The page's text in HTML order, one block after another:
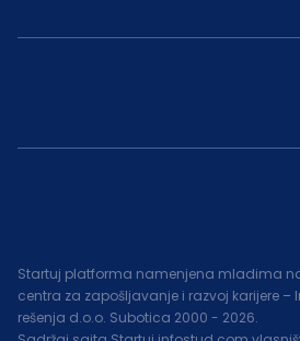
Startuj platforma namenjena mladima
centra za zapošljavanje i razvoj karijere
rešenja d.o.o. Subotica 2000 - 2026.